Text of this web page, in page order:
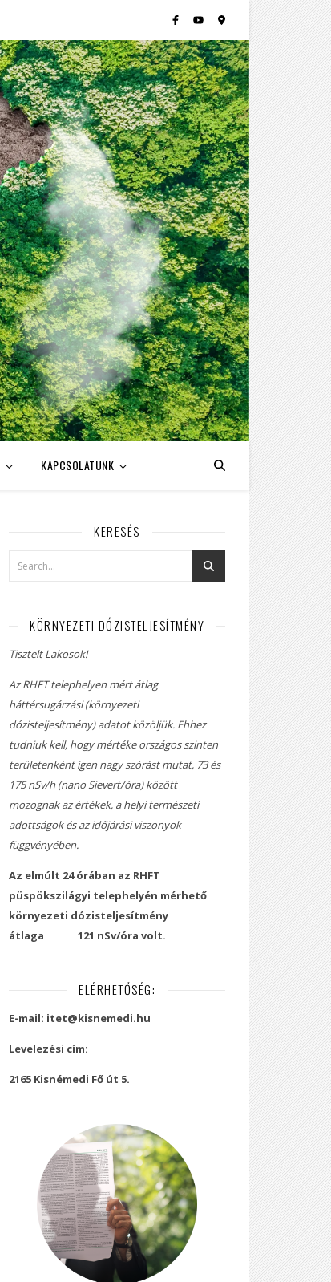
KAPCSOLATUNK
KERESÉS
KÖRNYEZETI DÓZISTELJESÍTMÉNY
Tisztelt Lakosok!
Az RHFT telephelyen mért átlag
háttérsugárzási (környezeti
dózisteljesítmény) adatot közöljük. Ehhez
tudniuk kell, hogy mértéke országos szinten
területenként igen nagy szórást mutat, 73 és
175 nSv/h (nano Sievert/óra) között
mozognak az értékek, a helyi természeti
adottságok és az időjárási viszonyok
függvényében.
Az elmúlt 24 órában az RHFT
püspökszilágyi telephelyén mérhető
környezeti dózisteljesítmény
átlaga 121 nSv/óra volt.
ELÉRHETŐSÉG:
E-mail: itet@kisnemedi.hu
Levelezési cím:
2165 Kisnémedi Fő út 5.